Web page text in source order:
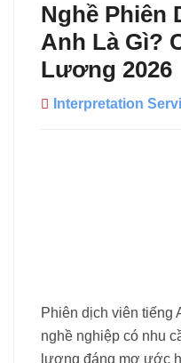
Nghề Phiên
Anh Là Gì?
Lương 2026
Interpretation
Phiên dịch viên tiếng
nghề nghiệp có nhu
lương đáng mơ ước